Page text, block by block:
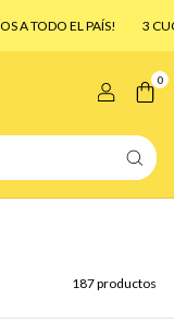
3 CUOTAS SIN INTERÉS
0
187 productos